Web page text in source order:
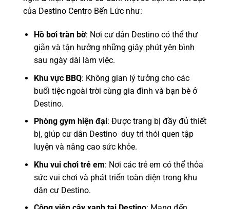
của Destino Centro Bến Lức như:
Hồ bơi tràn bờ: Nơi cư dân Destino có thể thư
giãn và tận hưởng những giây phút yên bình
sau ngày dài làm việc.
Khu vực BBQ: Không gian lý tưởng cho các
buổi tiệc ngoài trời cùng gia đình và bạn bè ở
Destino.
Phòng gym hiện đại: Được trang bị đầy đủ thiết
bị, giúp cư dân Destino duy trì thói quen tập
luyện và nâng cao sức khỏe.
Khu vui chơi trẻ em: Nơi các trẻ em có thể thỏa
sức vui chơi và phát triển toàn diện trong khu
dân cư Destino.